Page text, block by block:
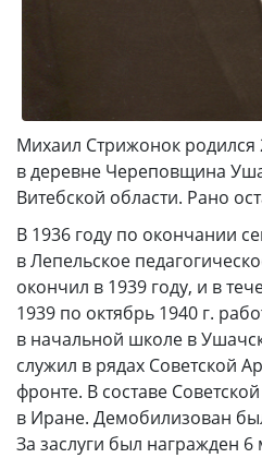
Михаил Стрижонок родился
в деревне Череповщина
Витебской области. Рано
В 1936 году по окончании
в Лепельское
окончил в 1939 году, и в
1939 по октябрь 1940 г.
в начальной школе в
служил в рядах Советской
фронте. В составе
в Иране. Демобилизован
За заслуги был награжден